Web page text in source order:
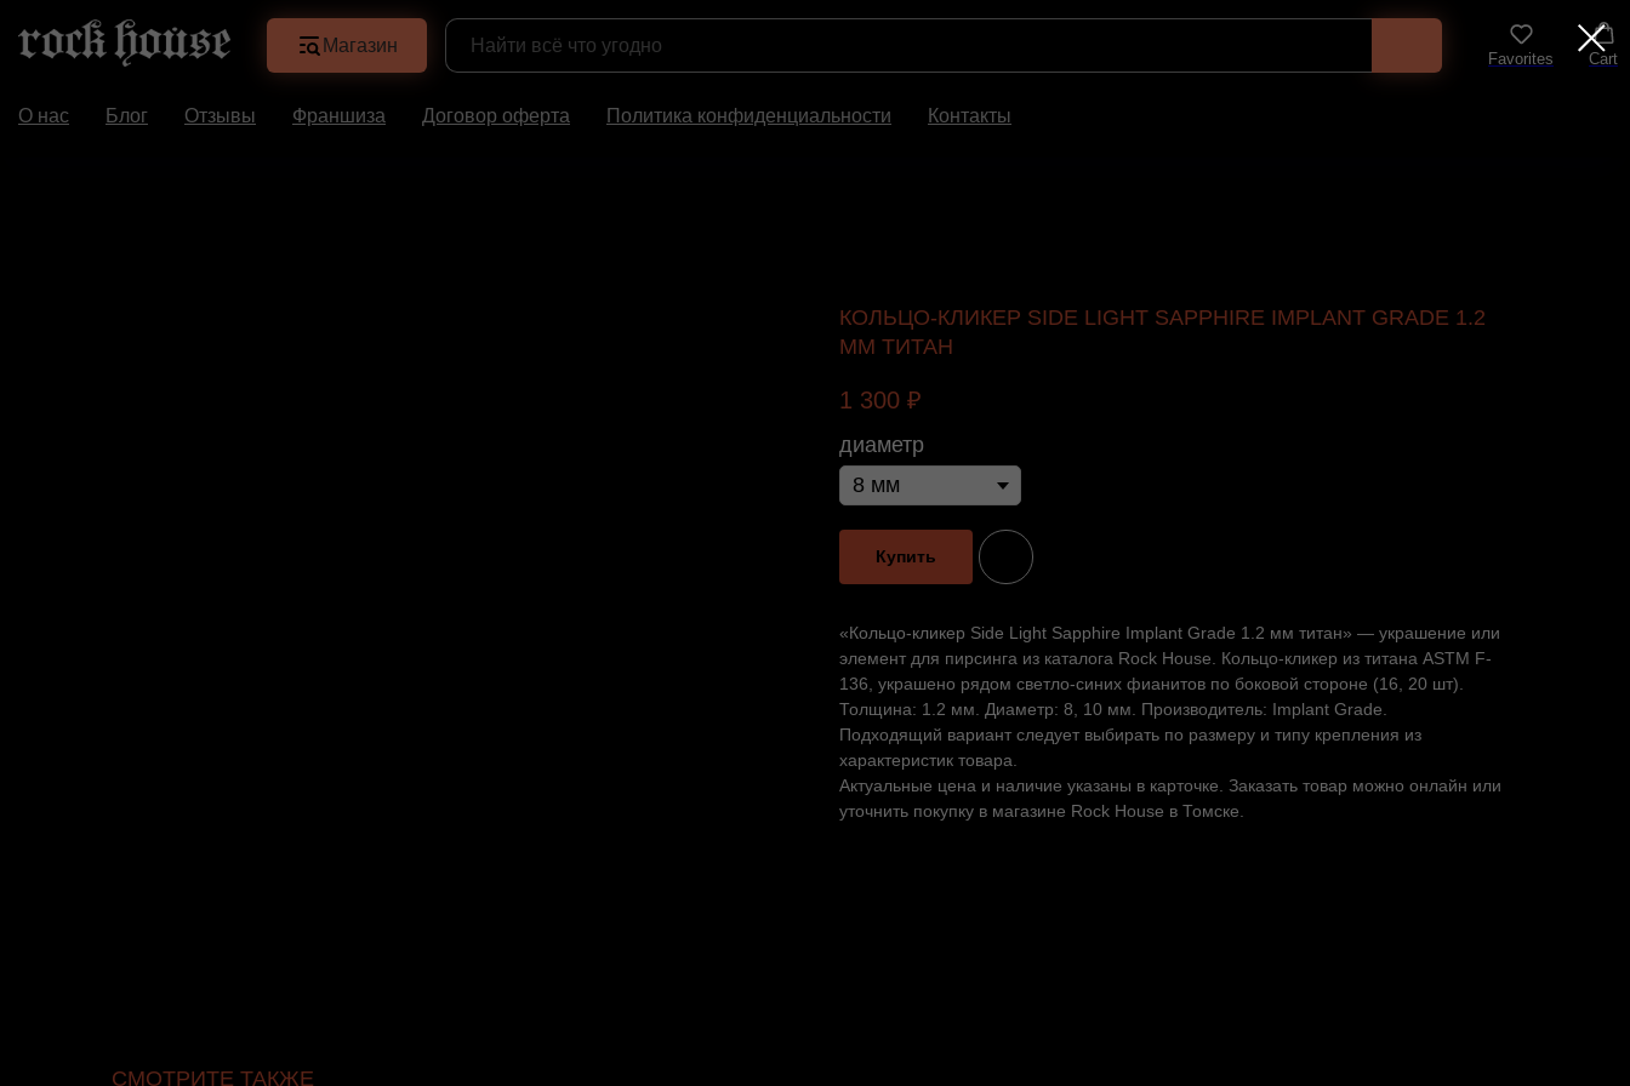
Магазин
Favorites Cart
О нас Блог Отзывы Франшиза Договор оферта Политика конфиденциальности Контакты
КОЛЬЦО-КЛИКЕР SIDE LIGHT SAPPHIRE IMPLANT GRADE 1.2
ММ ТИТАН
1 300 ₽
диаметр
Купить
«Кольцо-кликер Side Light Sapphire Implant Grade 1.2 мм титан» — украшение или
элемент для пирсинга из каталога Rock House. Кольцо-кликер из титана ASTM F-
136, украшено рядом светло-синих фианитов по боковой стороне (16, 20 шт).
Толщина: 1.2 мм. Диаметр: 8, 10 мм. Производитель: Implant Grade.
Подходящий вариант следует выбирать по размеру и типу крепления из
характеристик товара.
Актуальные цена и наличие указаны в карточке. Заказать товар можно онлайн или
уточнить покупку в магазине Rock House в Томске.
СМОТРИТЕ ТАКЖЕ